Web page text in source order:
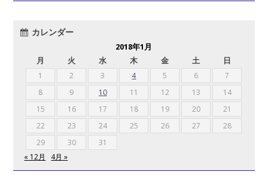
カレンダー
2018年1月
月
火 水 木 金 土 日
1 2 3 4 5 6
7
8
9 10 11 12 13
14
15
16 17 18 19 20
21
22
23 24 25 26 27
28
29
30
31
« 12月
4月 »